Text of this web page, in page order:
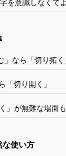
を意識しなくて
」なら「切り拓く
「切り開く」
」が無難な場面
な使い方